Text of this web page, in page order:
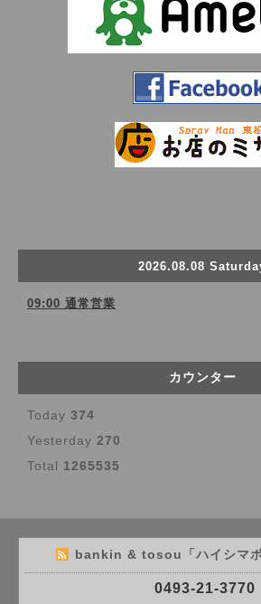
2026.08.08
09:00 通常営業
カウンター
Today 374
Yesterday 270
Total 1265535
bankin & tosou「ハイシマ
0493-21-3770